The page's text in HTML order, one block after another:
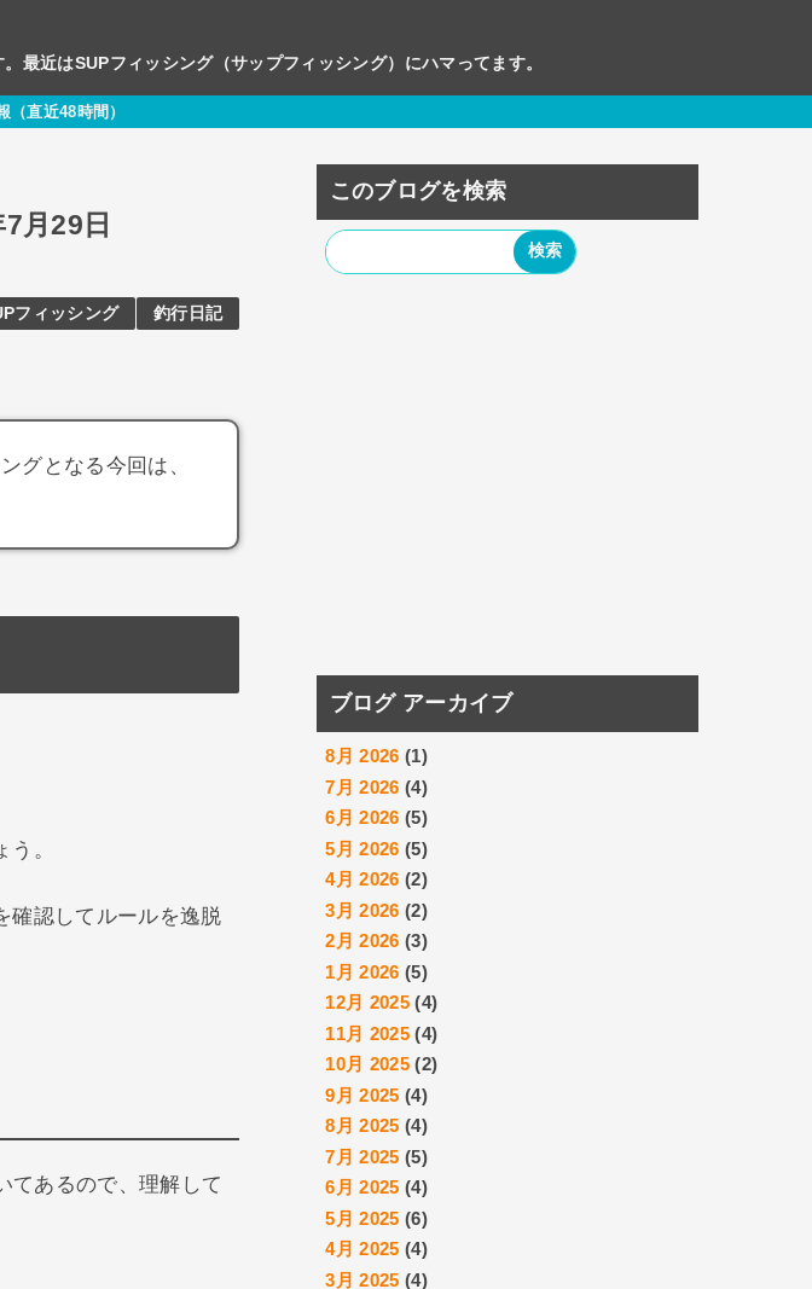
最近はSUPフィッシング（サップフィッシング）にハマってます。
（直近48時間）
月29日
フィッシング 釣行日記
グとなる今回は、
。
確認してルールを逸脱
てあるので、理解して
このブログを検索
ブログ アーカイブ
8月 2026 (1)
7月 2026 (4)
6月 2026 (5)
5月 2026 (5)
4月 2026 (2)
3月 2026 (2)
2月 2026 (3)
1月 2026 (5)
12月 2025 (4)
11月 2025 (4)
10月 2025 (2)
9月 2025 (4)
8月 2025 (4)
7月 2025 (5)
6月 2025 (4)
5月 2025 (6)
4月 2025 (4)
3月 2025 (4)